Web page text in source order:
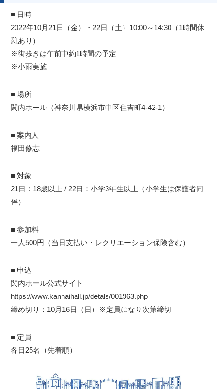
■ 日時
2022年10月21日（金）・22日（土）10:00～14:30（1時間休
憩あり）
※街歩きは午前中約1時間の予定
※小雨実施
■ 場所
関内ホール（神奈川県横浜市中区住吉町4-42-1）
■ 案内人
福田修志
■ 対象
21日：18歳以上 / 22日：小学3年生以上（小学生は保護者同
伴）
■ 参加料
一人500円（当日支払い・レクリエーション保険含む）
■ 申込
関内ホール公式サイト
https://www.kannaihall.jp/detals/001963.php
締め切り：10月16日（日）※定員になり次第締切
■ 定員
各日25名（先着順）